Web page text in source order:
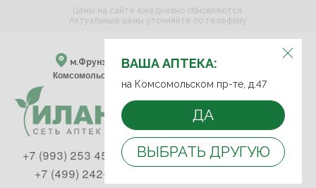
ВЫБЕРИТЕ АПТЕКУ:
м.Фрунзенская м.Спортивная
Комсомольский пр-т, д. 47
ВАША АПТЕКА:
на Комсомольском пр-те, д.47
ДА
ВЫБРАТЬ ДРУГУЮ
Цены на сайте ежедневно обновляются.
Актуальные цены уточняйте по телефону
+7 (993) 253 45 93
+7 (499) 242-90-85